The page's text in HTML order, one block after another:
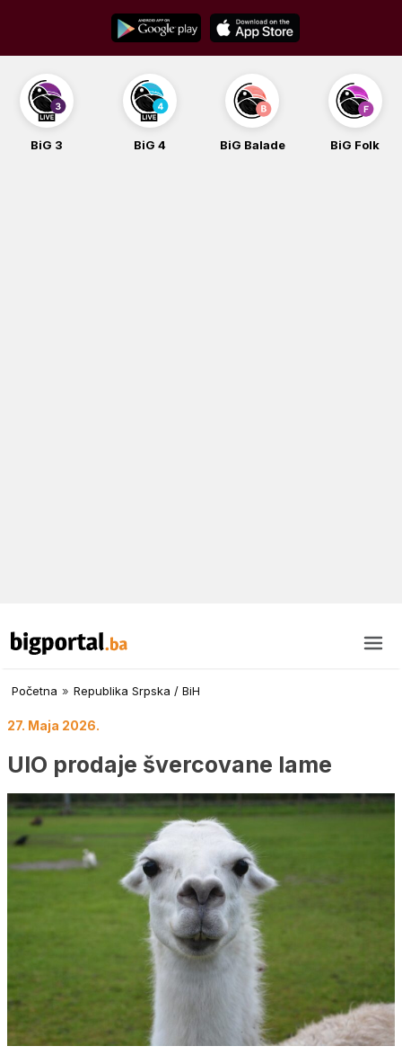
content
BiG 3 BiG 4 BiG Balade BiG Folk
Početna » Republika Srpska / BiH
27. Maja 2026.
UIO prodaje švercovane lame